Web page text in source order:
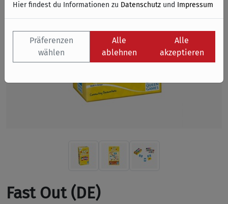
Fast Out (DE)
Hier findest du Informationen zu Datenschutz und Impressum
Präferenzen
wählen
Alle
ablehnen
Alle
akzeptieren